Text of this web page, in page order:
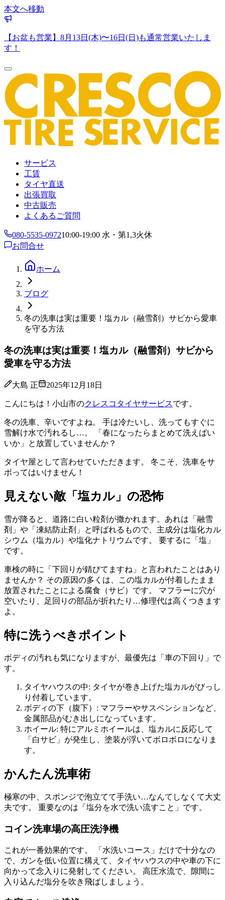
本文へ移動
【お盆も営業】8月13日(木)〜16日(日)も通常営業いたしま
す！
サービス
工賃
タイヤ直送
出張買取
中古販売
よくあるご質問
080-5535-097210:00-19:00 水・第1,3火休
お問合せ
ホーム
ブログ
冬の洗車は実は重要！塩カル（融雪剤）サビから愛車
を守る方法
冬の洗車は実は重要！塩カル（融雪剤）サビから
愛車を守る方法
大島 正 2025年12月18日
こんにちは！小山市のクレスコタイヤサービスです。
冬の洗車、辛いですよね。 手は冷たいし、洗ってもすぐに
雪解け水で汚れるし…。 「春になったらまとめて洗えばい
いか」と放置していませんか？
タイヤ屋として言わせていただきます。 冬こそ、洗車をサ
ボってはいけません！
見えない敵「塩カル」の恐怖
雪が降ると、道路に白い粒剤が撒かれます。あれは「融雪
剤」や「凍結防止剤」と呼ばれるもので、主成分は塩化カル
シウム（塩カル）や塩化ナトリウムです。 要するに「塩」
です。
車検の時に「下回りが錆びてますね」と言われたことはあり
ませんか？ その原因の多くは、この塩カルが付着したまま
放置されたことによる腐食（サビ）です。 マフラーに穴が
空いたり、足回りの部品が折れたり…修理代は高くつきます
よ。
特に洗うべきポイント
ボディの汚れも気になりますが、最優先は「車の下回り」で
す。
タイヤハウスの中: タイヤが巻き上げた塩カルがびっし
り付着しています。
ボディの下（腹下）: マフラーやサスペンションなど、
金属部品がむき出しになっています。
ホイール: 特にアルミホイールは、塩カルに反応して
「白サビ」が発生し、塗装が浮いてボロボロになりま
す。
かんたん洗車術
極寒の中、スポンジで泡立てて手洗い…なんてしなくて大丈
夫です。 重要なのは「塩分を水で洗い流すこと」です。
コイン洗車場の高圧洗浄機
これが一番効果的です。 「水洗いコース」だけで十分なの
で、ガンを低い位置に構えて、タイヤハウスの中や車の下に
向かって念入りに発射してください。 高圧水流で、隙間に
入り込んだ塩分を吹き飛ばしましょう。